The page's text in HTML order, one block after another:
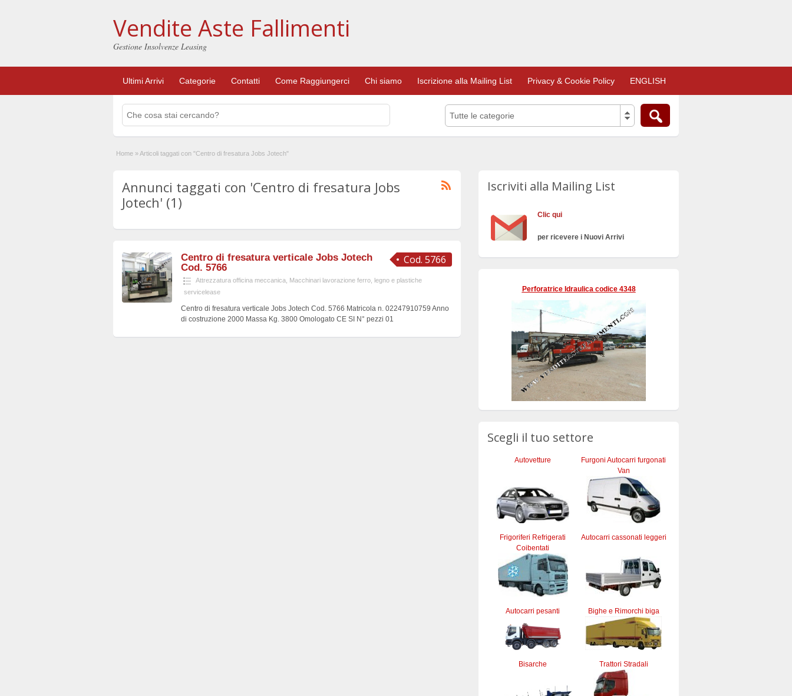
Vendite Aste Fallimenti
Gestione Insolvenze Leasing
Ultimi Arrivi Categorie Contatti Come Raggiungerci Chi siamo Iscrizione alla Mailing List Privacy & Cookie Policy ENGLISH
Tutte le categorie
Home »Articoli taggati con "Centro di fresatura Jobs Jotech"
Annunci taggati con 'Centro di fresatura Jobs
Jotech' (1)
Cod. 5766
Centro di fresatura verticale Jobs Jotech
Cod. 5766
Attrezzatura officina meccanica
Macchinari lavorazione ferro, legno e plastiche
servicelease
Centro di fresatura verticale Jobs Jotech Cod. 5766 Matricola n. 02247910759 Anno
di costruzione 2000 Massa Kg. 3800 Omologato CE SI N° pezzi 01
Iscriviti alla Mailing List
Clic qui
per ricevere i Nuovi Arrivi
Perforatrice Idraulica codice 4348
Scegli il tuo settore
Autovetture
Furgoni Autocarri furgonati
Van
Frigoriferi Refrigerati
Coibentati
Autocarri cassonati leggeri
Autocarri pesanti Bighe e Rimorchi biga
Bisarche Trattori Stradali